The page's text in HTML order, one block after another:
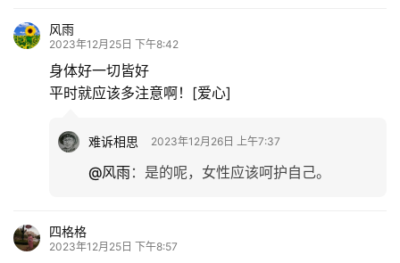
风雨
2023年12月25日 下午8:42
身体好一切皆好
平时就应该多注意啊！[爱心]
难诉相思 2023年12月26日 上午7:37
@风雨： 是的呢，女性应该呵护自己。
四格格
2023年12月25日 下午8:57